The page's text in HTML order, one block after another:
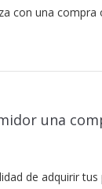
con una compra
una
de adquirir